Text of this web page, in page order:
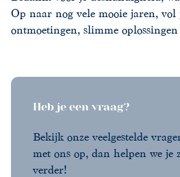
Op naar nog vele mooie jaren, vol
ontmoetingen, slimme
Heb je een vraag?
Bekijk onze veelgestelde
met ons op, dan helpen we je
verder!